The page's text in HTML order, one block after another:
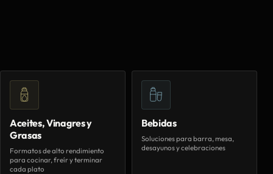
Aceites, Vinagres y
Grasas
Formatos de alto rendimiento
para cocinar, freír y terminar
cada plato
Bebidas
Soluciones para barra, mesa,
desayunos y celebraciones